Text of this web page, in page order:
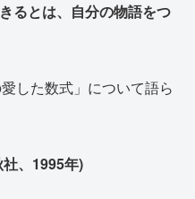
るとは、自分の物語をつ
した数式」について語ら
、1995年)